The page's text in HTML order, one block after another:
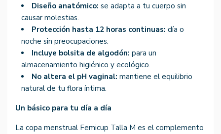
Diseño anatómico: se adapta a tu cuerpo sin
causar molestias.
Protección hasta 12 horas continuas: día o
noche sin preocupaciones.
Incluye bolsita de algodón: para un
almacenamiento higiénico y ecológico.
No altera el pH vaginal: mantiene el equilibrio
natural de tu flora íntima.
Un básico para tu día a día
La copa menstrual Femicup Talla M es el complemento